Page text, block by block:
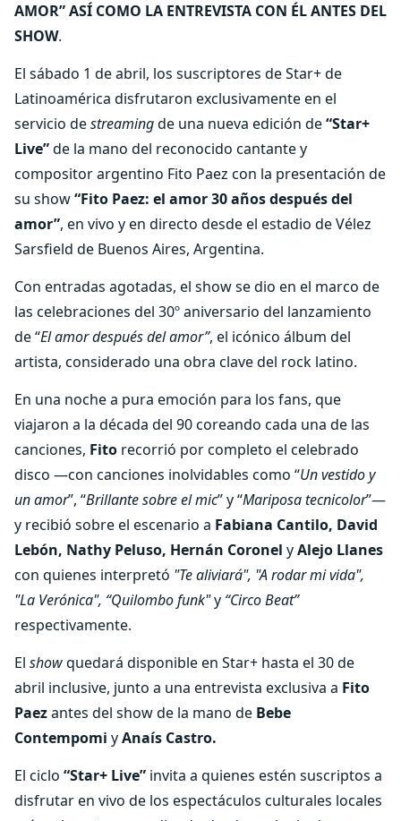
AMOR” ASÍ COMO LA ENTREVISTA CON ÉL ANTES DEL
SHOW.
El sábado 1 de abril, los suscriptores de Star+ de
Latinoamérica disfrutaron exclusivamente en el
servicio destreamingde una nueva edición de“Star+
Live”de la mano del reconocido cantante y
compositor argentino Fito Paez con la presentación de
su show“Fito Paez: el amor 30 años después del
amor”, en vivo y en directo desde el estadio de Vélez
Sarsfield de Buenos Aires, Argentina.
Con entradas agotadas, el show se dio en el marco de
las celebraciones del 30º aniversario del lanzamiento
de “El amor después del amor”, el icónico álbum del
artista, considerado una obra clave del rock latino.
En una noche a pura emoción para los fans, que
viajaron a la década del 90 coreando cada una de las
canciones, Fito recorrió por completo el celebrado
disco —con canciones inolvidables como “Un vestido y
un amor”, “Brillante sobre el mic” y “Mariposa tecnicolor”—
y recibió sobre el escenario a Fabiana Cantilo, David
Lebón, Nathy Peluso, Hernán Coronel yAlejo Llanes
con quienes interpretó "Te aliviará", "A rodar mi vida",
"La Verónica", “Quilombo funk"y “Circo Beat”
respectivamente.
El showquedará disponible en Star+ hasta el 30 de
abril inclusive, junto a una entrevista exclusiva a Fito
Paezantes del show de la mano de Bebe
Contempomi yAnaís Castro.
El ciclo “Star+ Live” invita a quienes estén suscriptos a
disfrutar en vivo de los espectáculos culturales locales